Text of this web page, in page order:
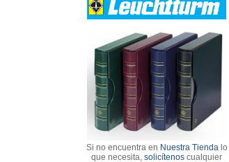
Si no encuentra en Nuestra Tiendalo
que necesita,solicítenos cualquier